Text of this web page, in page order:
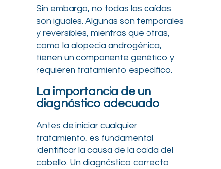
Sin embargo, no todas las caídas
son iguales. Algunas son temporales
y reversibles, mientras que otras,
como la alopecia androgénica,
tienen un componente genético y
requieren tratamiento específico.
La importancia de un
diagnóstico adecuado
Antes de iniciar cualquier
tratamiento, es fundamental
identificar la causa de la caída del
cabello. Un diagnóstico correcto